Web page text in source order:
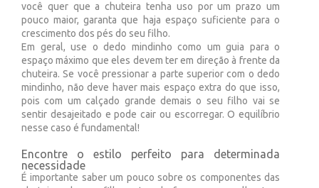
você quer que a chuteira tenha uso por um prazo um
pouco maior, garanta que haja espaço suficiente para o
crescimento dos pés do seu filho.
Em geral, use o dedo mindinho como um guia para o
espaço máximo que eles devem ter em direção à frente da
chuteira. Se você pressionar a parte superior com o dedo
mindinho, não deve haver mais espaço extra do que isso,
pois com um calçado grande demais o seu filho vai se
sentir desajeitado e pode cair ou escorregar. O equilíbrio
nesse caso é fundamental!
Encontre o estilo perfeito para determinada
necessidade
É importante saber um pouco sobre os componentes das